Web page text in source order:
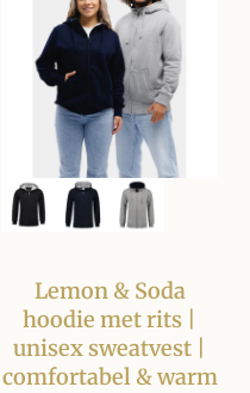
Lemon & Soda
hoodie met rits |
unisex sweatvest |
comfortabel & warm